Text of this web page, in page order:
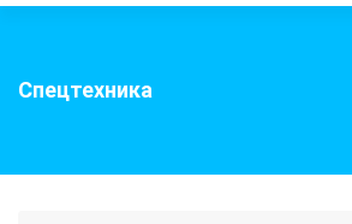
Спецтехника